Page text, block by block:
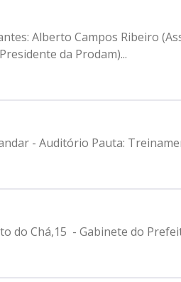
Alberto Campos Ribeiro
da Prodam)...
- Auditório Pauta:
do Chá,15 - Gabinete do